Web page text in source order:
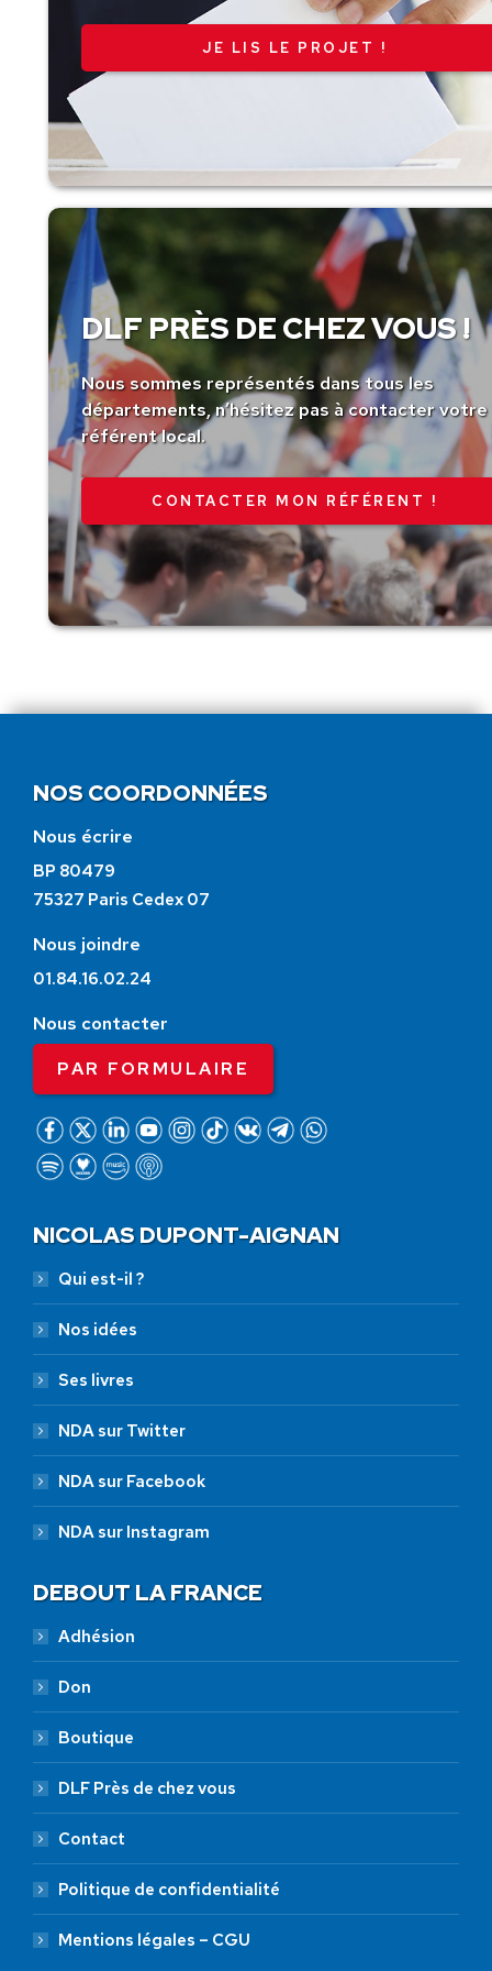
JE LIS LE PROJET !
DLF PRÈS DE CHEZ VOUS !
Nous sommes représentés dans tous les
départements, n’hésitez pas à contacter votre
référent local.
CONTACTER MON RÉFÉRENT !
NOS COORDONNÉES
Nous écrire
BP 80479
75327 Paris Cedex 07
Nous joindre
01.84.16.02.24
Nous contacter
PAR FORMULAIRE
NICOLAS DUPONT-AIGNAN
Qui est-il ?
Nos idées
Ses livres
NDA sur Twitter
NDA sur Facebook
NDA sur Instagram
DEBOUT LA FRANCE
Adhésion
Don
Boutique
DLF Près de chez vous
Contact
Politique de confidentialité
Mentions légales – CGU